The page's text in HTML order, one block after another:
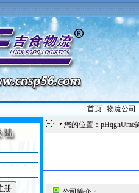
首页| 物流公司
您的位置：pHqghUme